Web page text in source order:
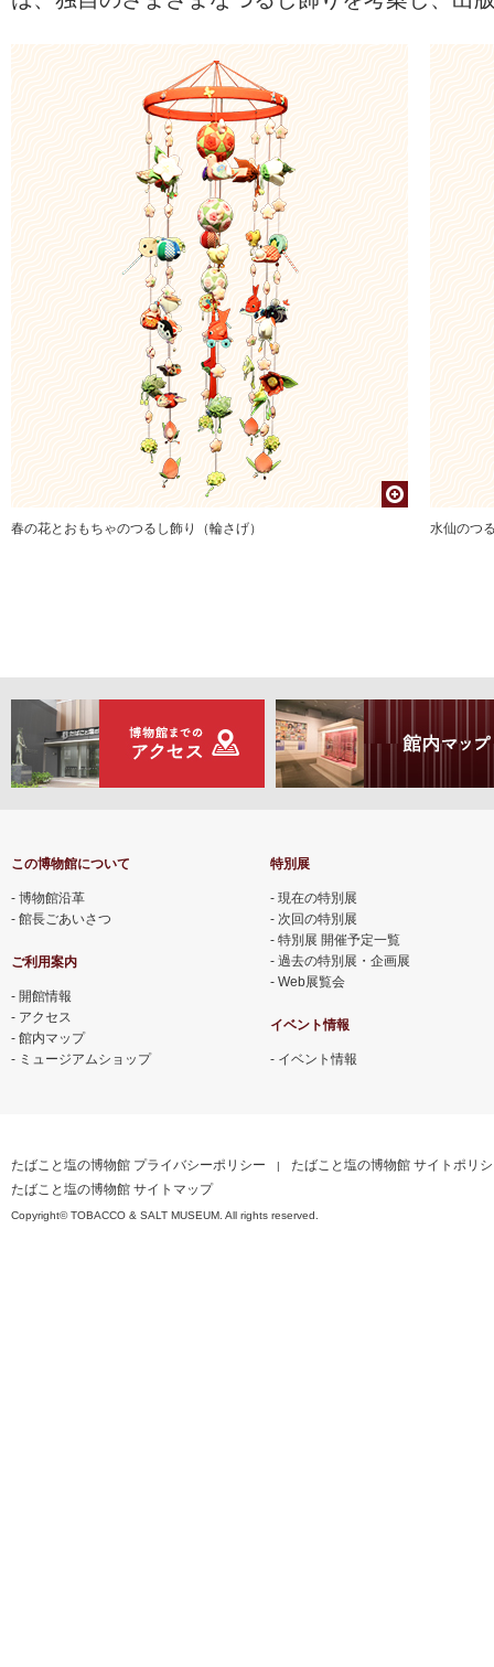
春の花とおもちゃのつるし飾り（輪さげ） 水仙のつ
この博物館について
博物館沿革
館長ごあいさつ
ご利用案内
開館情報
アクセス
館内マップ
ミュージアムショップ
特別展
現在の特別展
次回の特別展
特別展 開催予定一覧
過去の特別展・企画展
Web展覧会
イベント情報
イベント情報
たばこと塩の博物館 プライバシーポリシー
たばこと塩の博物館 サイトポリ
たばこと塩の博物館 サイトマップ
Copyright© TOBACCO & SALT MUSEUM. All rights reserved.